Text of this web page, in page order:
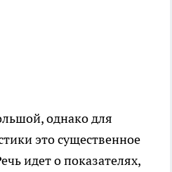
однако для
это существенное
идет о показателях,